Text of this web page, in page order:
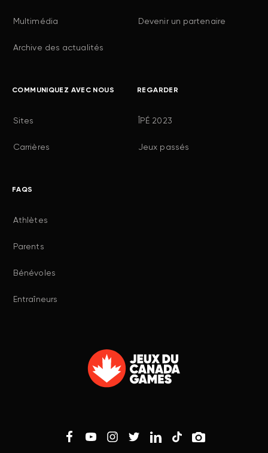
Multimédia
Archive des actualités
Devenir un partenaire
COMMUNIQUEZ AVEC NOUS
Sites
Carrières
REGARDER
ÎPÉ 2023
Jeux passés
FAQS
Athlètes
Parents
Bénévoles
Entraîneurs